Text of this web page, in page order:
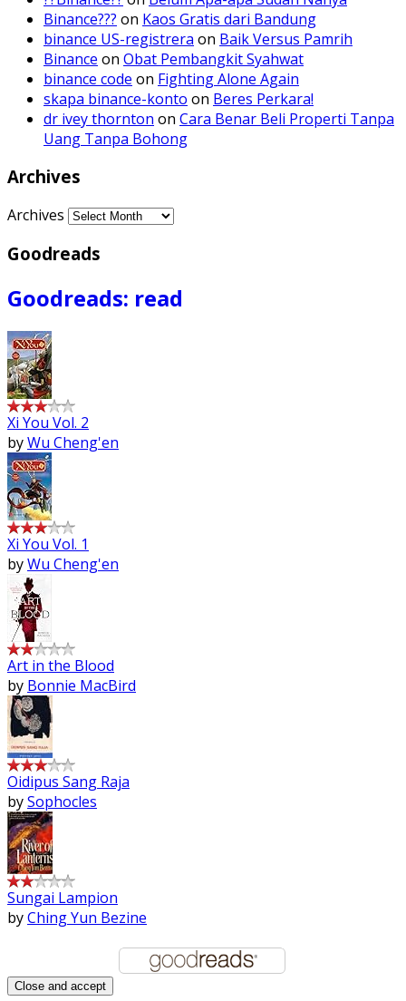
Binance??? on Kaos Gratis dari Bandung
binance US-registrera on Baik Versus Pamrih
Binance on Obat Pembangkit Syahwat
binance code on Fighting Alone Again
skapa binance-konto on Beres Perkara!
dr ivey thornton on Cara Benar Beli Properti Tanpa
Uang Tanpa Bohong
Archives
Archives
Goodreads
Goodreads: read
Xi You Vol. 2
byWu Cheng'en
Xi You Vol. 1
byWu Cheng'en
Art in the Blood
by Bonnie MacBird
Oidipus Sang Raja
bySophocles
Sungai Lampion
byChing Yun Bezine